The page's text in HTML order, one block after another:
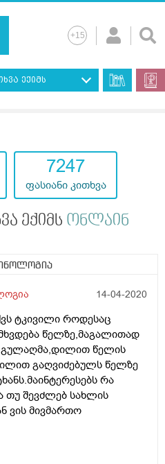
ექიმს
7247
ფასიანი კითხვა
ექიმს ონლაინ
14-04-2020
ტკივილი როდესაც
წელზე,მაგალითად
გულაღმა,დილით წელის
გაღვიძებულს წელზე
რა
თუ შევძლებ სახლის
ვის მივმართო